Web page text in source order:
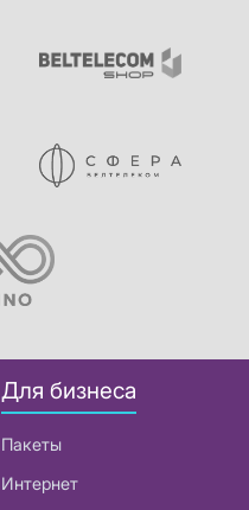
Для бизнеса
Пакеты
Интернет